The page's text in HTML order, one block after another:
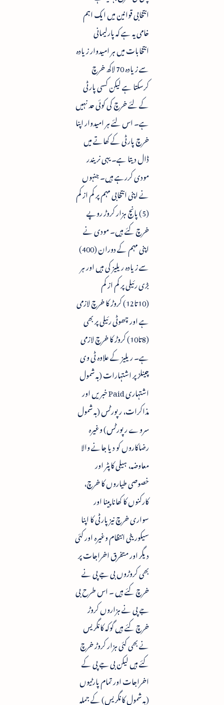
انتخابی قوانین میں ایک اہم
خامی یہ ہے کہ پارلیمانی
انتخابات میں ہر امیدوار زیادہ
سے زیادہ 70 لاکھ خرچ
کرسکتا ہے لیکن کسی پارٹی
کے لئے خرچ کی کوئی حد نہیں
ہے۔ اس لئے ہر امیدوار اپنا
خرچ پارٹی کے کھاتے میں
ڈال دیتا ہے۔ یہی نریندر
مودی کررہے ہیں۔ جنہوں
نے اپنی انتخابی مہم پر کم از کم
(5) پانچ ہزار کروڑ روپے
خرچ کئے ہیں۔ مودی نے
اپنی مہم کے دوران (400)
سے زیادہ ریلیز کی ہیں اور ہر
بڑی رئیلی پر کم از کم
(10تا12) کروڑ کا خرچ لازمی
ہے اور چھوٹی رئیلی پر بھی
(8تا10) کروڑ کا خرچ لازمی
ہے۔ ریلیز کے علاوہ ٹی وی
چینلز پر اشتہارات (بہ شمول
اشتہاری Paid خبریں اور
مذاکرات، رپورٹس (بہ شمول
سروے رپورٹس) وغیرہ
رضاکاروں کو دیا جانے والا
معاوضہ، ہیلی کاپٹر اور
خصوصی طیاروں کا خرچ،
کارکنوں کا کھانا پینا اور
سواری خرچ نیز پارٹی کا اپنا
سیکوریٹی انتظام وغیرہ اور کئی
دیگر اور متفرق اخراجات پر
بھی کروڑوں بی جے پی نے
خرچ کئے ہیں ۔ اس طرح بی
جے پی نے ہزاروں کروڑ
خرچ کئے ہیں گوکہ کانگریس
نے بھی کئی ہزار کروڑ خرچ
کئے ہیں لیکن بی جے پی کے
اخراجات اور تمام پارٹیوں
(بہ شمول کانگریس) کے جملہ